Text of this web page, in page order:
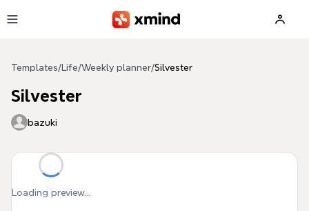
Templates/ Life/Weekly planner/Silvester
Silvester
bazuki
Loading preview...